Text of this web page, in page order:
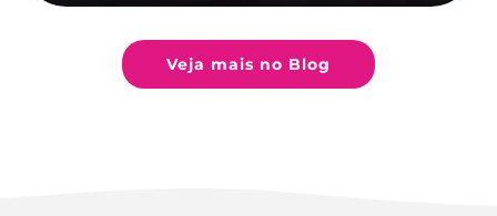
Veja mais no Blog